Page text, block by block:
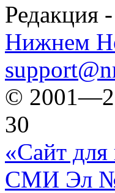
Редакция -
Нижнем
©
30
«Сайт для
СМИ Эл №